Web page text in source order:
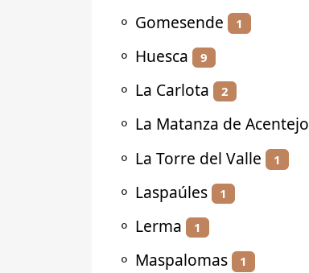
⚬ Gomesende 1
⚬ Huesca 9
⚬ La Carlota 2
⚬ La Matanza de Acentejo
⚬ La Torre del Valle 1
⚬ Laspaúles 1
⚬ Lerma 1
⚬ Maspalomas 1